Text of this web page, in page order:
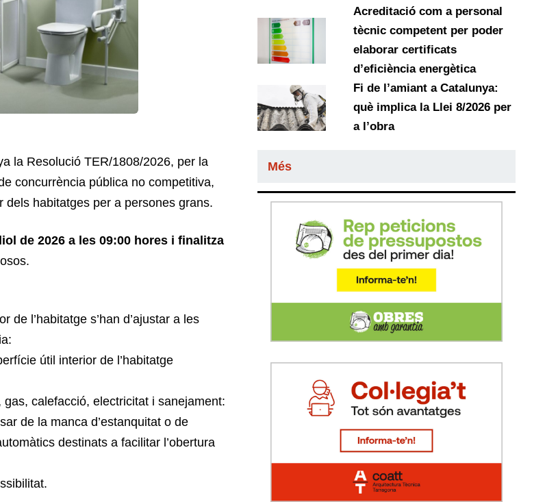
la Resolució TER/1808/2026, per la
concurrència pública no competitiva,
dels habitatges per a persones grans.
de 2026 a les 09:00 hores i finalitza
de l’habitatge s’han d’ajustar a les
útil interior de l’habitatge
gas, calefacció, electricitat i sanejament:
de la manca d’estanquitat o de
destinats a facilitar l’obertura
Acreditació com a personal
tècnic competent per poder
elaborar certificats
d’eficiència energètica
Fi de l’amiant a Catalunya:
què implica la Llei 8/2026 per
a l’obra
Més